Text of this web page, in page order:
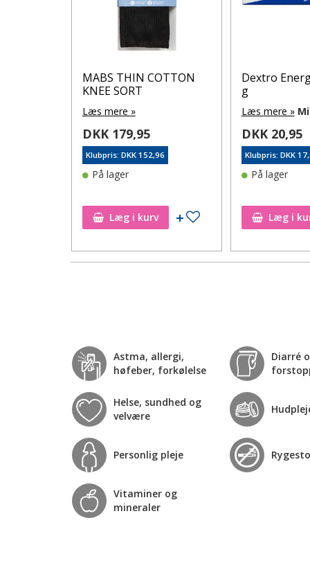
Tilføj til ønskeseddel
MABS THIN COTTON
KNEE SORT
Læs mere »
DKK 179,95
Klubpris: DKK 152,96
På lager
Læg i kurv Tilføj til ønskeseddel
Dextro
g
Læs mere »
DKK 20,95
Klubpris: DKK
På lager
Læg i
Astma, allergi,
høfeber, forkølelse
Diarré
Helse, sundhed og
velvære
Personlig pleje
Vitaminer og
mineraler